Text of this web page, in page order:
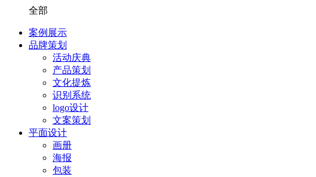
全部
案例展示
品牌策划
活动庆典
产品策划
文化提炼
识别系统
logo设计
文案策划
平面设计
画册
海报
包装